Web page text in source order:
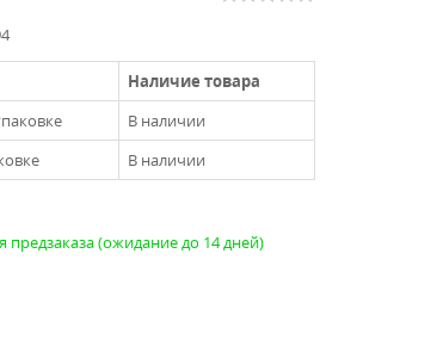
Наличие товара
В наличии
В наличии
предзаказа (ожидание до 14 дней)